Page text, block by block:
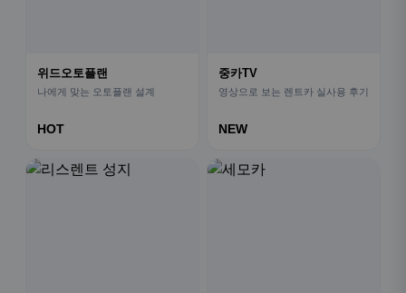
위드오토플랜
나에게 맞는 오토플랜 설계
HOT
중카TV
영상으로 보는 렌트카 실사용 후기
NEW